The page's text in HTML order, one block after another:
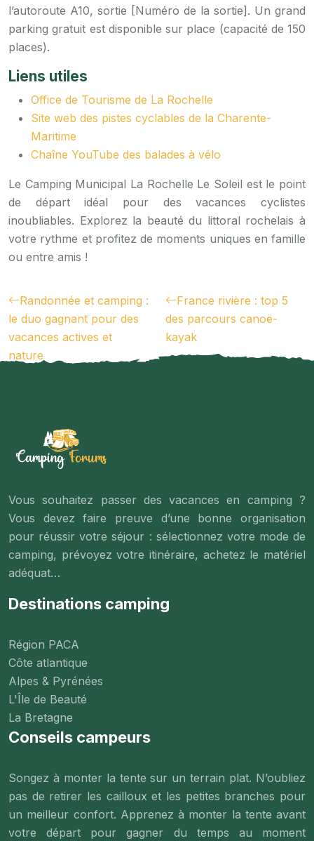
l’autoroute A10, sortie [Numéro de la sortie]. Un grand
parking gratuit est disponible sur place (capacité de 150
places).
Liens utiles
Office de Tourisme de La Rochelle
Site web des pistes cyclables de la Charente-
Maritime
Chaîne YouTube des balades à vélo
Le Camping Municipal La Rochelle Le Soleil est le point
de départ idéal pour des vacances cyclistes
inoubliables. Explorez la beauté du littoral rochelais à
votre rythme et profitez de moments uniques en famille
ou entre amis !
Randonnée et camping :
le duo gagnant pour des
vacances actives et
nature
France rivière : top 5
des parcours canoë-
kayak
Vous souhaitez passer des vacances en camping ?
Vous devez faire preuve d’une bonne organisation
pour réussir votre séjour : sélectionnez votre mode de
camping, prévoyez votre itinéraire, achetez le matériel
adéquat…
Destinations camping
Région PACA
Côte atlantique
Alpes & Pyrénées
L'Île de Beauté
La Bretagne
Conseils campeurs
Songez à monter la tente sur un terrain plat. N’oubliez
pas de retirer les cailloux et les petites branches pour
un meilleur confort. Apprenez à monter la tente avant
votre départ pour gagner du temps au moment